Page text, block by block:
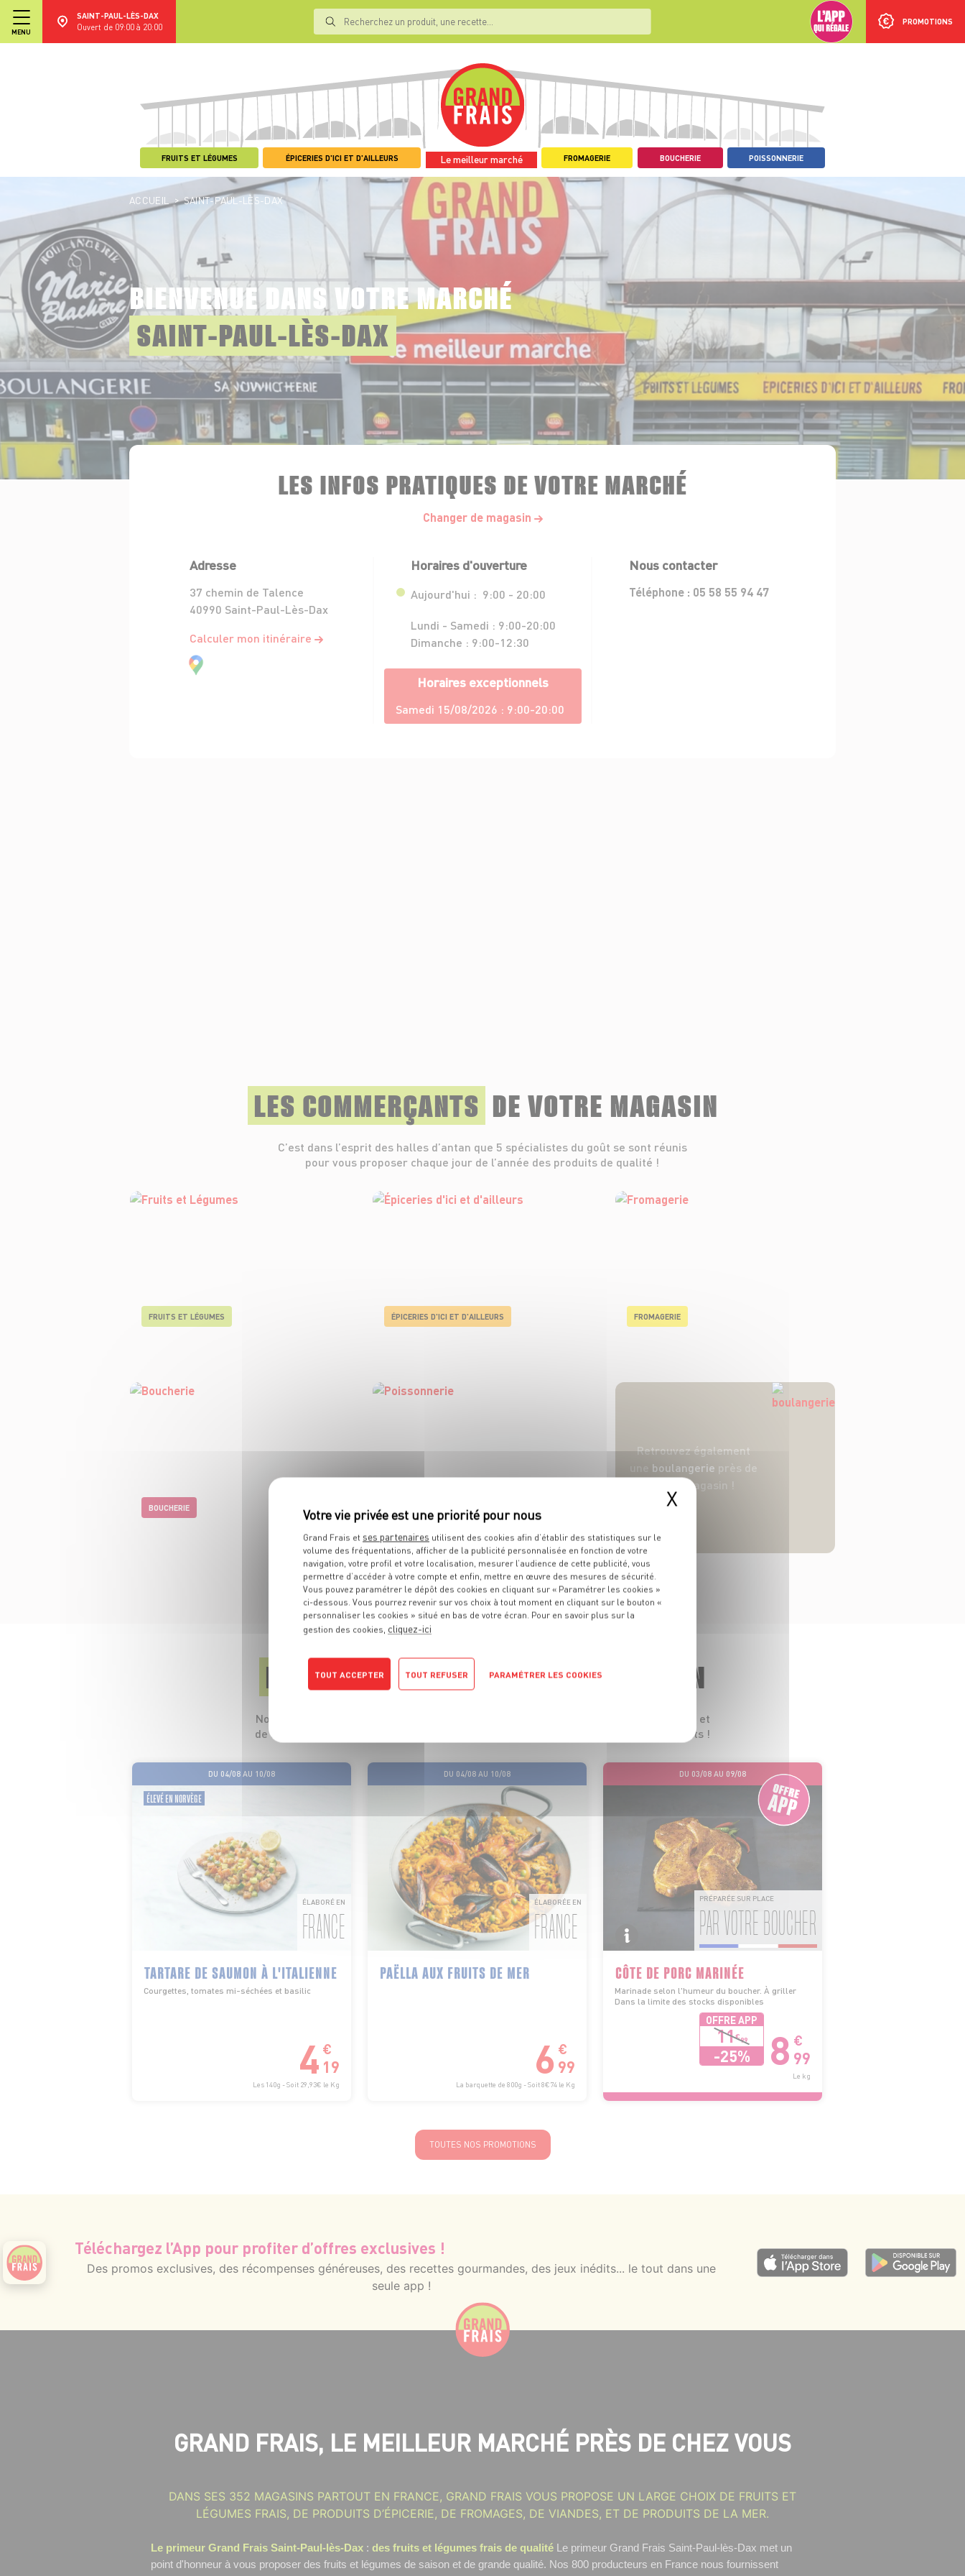
MENU
SAINT-PAUL-LÈS-DAX
Ouvert de 09:00 à 20:00
PROMOTIONS
FRUITS ET LÉGUMES ÉPICERIES D'ICI ET D'AILLEURS Le meilleur marché FROMAGERIE BOUCHERIE POISSONNERIE
ACCUEIL > SAINT-PAUL-LÈS-DAX
BIENVENUE DANS VOTRE MARCHÉ
SAINT-PAUL-LÈS-DAX
LES INFOS PRATIQUES DE VOTRE MARCHÉ
Changer de magasin
Adresse
37 chemin de Talence
40990 Saint-Paul-Lès-Dax
Calculer mon itinéraire
Horaires d'ouverture
Aujourd'hui : 9:00 - 20:00
Lundi - Samedi : 9:00-20:00
Dimanche : 9:00-12:30
Horaires exceptionnels
Samedi 15/08/2026 : 9:00-20:00
Nous contacter
Téléphone : 05 58 55 94 47
LES COMMERÇANTS DE VOTRE MAGASIN
C’est dans l’esprit des halles d’antan que 5 spécialistes du goût se sont réunis
pour vous proposer chaque jour de l’année des produits de qualité !
FRUITS ET LÉGUMES ÉPICERIES D'ICI ET D'AILLEURS FROMAGERIE
BOUCHERIE POISSONNERIE
Retrouvez également
boulangerie près de
votre magasin !
LES PROMOTIONS DE VOTRE MAGASIN
Nos 5 professionnels sont là pour vous conseiller et vous faire profiter de leurs prix et
de leurs promotions tous les jours. On vous promet qu’il y en aura pour tous les goûts !
DU 04/08 AU 10/08
ÉLEVÉ EN NORVÈGE
ÉLABORÉ EN
FRANCE
TARTARE DE SAUMON À L'ITALIENNE
Courgettes, tomates mi-séchées et basilic
4 €
19
Les 140g - Soit 29,93€ le Kg
DU 04/08 AU 10/08
ÉLABORÉE EN
FRANCE
PAËLLA AUX FRUITS DE MER
6 €
99
La barquette de 800g - Soit 8€74 le Kg
DU 03/08 AU 09/08
PRÉPARÉE SUR PLACE
PAR VOTRE BOUCHER
CÔTE DE PORC MARINÉE
Marinade selon l'humeur du boucher. À griller
Dans la limite des stocks disponibles
OFFRE APP
11€99
-25% 8 €
99
Le kg
TOUTES NOS PROMOTIONS
Téléchargez l’App pour profiter d’offres exclusives !
Des promos exclusives, des récompenses généreuses, des recettes gourmandes, des jeux inédits... le tout dans une
seule app !
GRAND FRAIS, LE MEILLEUR MARCHÉ PRÈS DE CHEZ VOUS
DANS SES 352 MAGASINS PARTOUT EN FRANCE, GRAND FRAIS VOUS PROPOSE UN LARGE CHOIX DE FRUITS ET
LÉGUMES FRAIS, DE PRODUITS D’ÉPICERIE, DE FROMAGES, DE VIANDES, ET DE PRODUITS DE LA MER.
Le primeur Grand Frais Saint-Paul-lès-Dax : des fruits et légumes frais de qualité Le primeur Grand Frais Saint-Paul-lès-Dax met un
point d'honneur à vous proposer des fruits et légumes de saison et de grande qualité. Nos 800 producteurs en France nous fournissent
X
Grand Frais et ses partenaires utilisent des cookies afin d’établir des statistiques sur le
volume des fréquentations, afficher de la publicité personnalisée en fonction de votre
navigation, votre profil et votre localisation, mesurer l’audience de cette publicité, vous
permettre d’accéder à votre compte et enfin, mettre en œuvre des mesures de sécurité.
Vous pouvez paramétrer le dépôt des cookies en cliquant sur « Paramétrer les cookies »
ci-dessous. Vous pourrez revenir sur vos choix à tout moment en cliquant sur le bouton «
personnaliser les cookies » situé en bas de votre écran. Pour en savoir plus sur la
gestion des cookies, cliquez-ici
TOUT ACCEPTER TOUT REFUSER PARAMÉTRER LES COOKIES